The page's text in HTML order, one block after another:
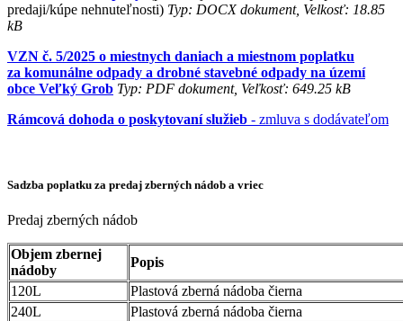
predaji/kúpe nehnuteľnosti) Typ: DOCX dokument, Velkosť: 18.85
kB
VZN č. 5/2025 o miestnych daniach a miestnom poplatku
za komunálne odpady a drobné stavebné odpady na území
obce Veľký Grob Typ: PDF dokument, Veľkosť: 649.25 kB
Rámcová dohoda o poskytovaní služieb - zmluva s dodávateľom
Sadzba poplatku za predaj zberných nádob a vriec
Predaj zberných nádob
Objem zbernej
nádoby
Popis
120L
Plastová zberná nádoba čierna
240L
Plastová zberná nádoba čierna